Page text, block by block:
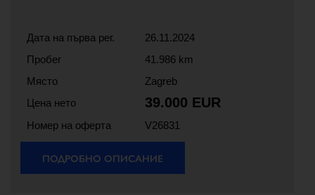
Дата на първа рег.
26.11.2024
Пробег
41.986 km
Място
Zagreb
Цена нето
39.000 EUR
Номер на оферта V26831
ПОДРОБНО ОПИСАНИЕ